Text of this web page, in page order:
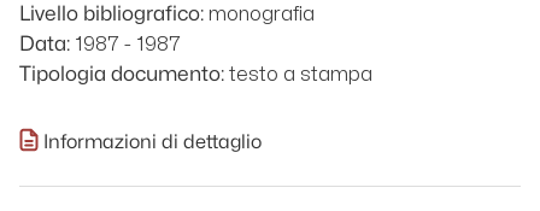
Livello bibliografico: monografia
Data: 1987 - 1987
Tipologia documento: testo a stampa
Informazioni di dettaglio